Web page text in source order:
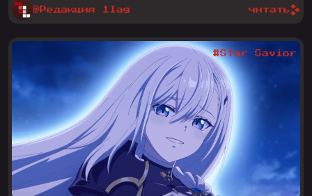
@Редакция 1lag читать
#Star Savior